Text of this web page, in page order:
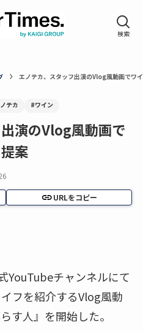
エノテカ、スタッフ出演のVlog風動画でワ
テカ #ワイン
演のVlog風動画で
案
URLをコピー
YouTubeチャンネルにて
フを紹介するVlog風動
す人』を開始した。